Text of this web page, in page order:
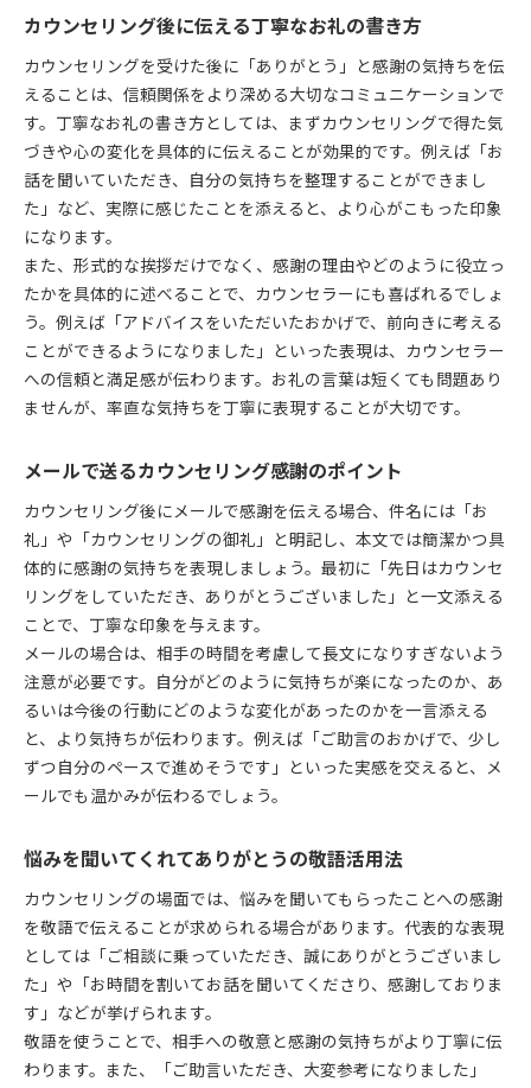
カウンセリング後に伝える丁寧なお礼の書き方
カウンセリングを受けた後に「ありがとう」と感謝の気持ちを伝
えることは、信頼関係をより深める大切なコミュニケーションで
す。丁寧なお礼の書き方としては、まずカウンセリングで得た気
づきや心の変化を具体的に伝えることが効果的です。例えば「お
話を聞いていただき、自分の気持ちを整理することができまし
た」など、実際に感じたことを添えると、より心がこもった印象
になります。
また、形式的な挨拶だけでなく、感謝の理由やどのように役立っ
たかを具体的に述べることで、カウンセラーにも喜ばれるでしょ
う。例えば「アドバイスをいただいたおかげで、前向きに考える
ことができるようになりました」といった表現は、カウンセラー
への信頼と満足感が伝わります。お礼の言葉は短くても問題あり
ませんが、率直な気持ちを丁寧に表現することが大切です。
メールで送るカウンセリング感謝のポイント
カウンセリング後にメールで感謝を伝える場合、件名には「お
礼」や「カウンセリングの御礼」と明記し、本文では簡潔かつ具
体的に感謝の気持ちを表現しましょう。最初に「先日はカウンセ
リングをしていただき、ありがとうございました」と一文添える
ことで、丁寧な印象を与えます。
メールの場合は、相手の時間を考慮して長文になりすぎないよう
注意が必要です。自分がどのように気持ちが楽になったのか、あ
るいは今後の行動にどのような変化があったのかを一言添える
と、より気持ちが伝わります。例えば「ご助言のおかげで、少し
ずつ自分のペースで進めそうです」といった実感を交えると、メ
ールでも温かみが伝わるでしょう。
悩みを聞いてくれてありがとうの敬語活用法
カウンセリングの場面では、悩みを聞いてもらったことへの感謝
を敬語で伝えることが求められる場合があります。代表的な表現
としては「ご相談に乗っていただき、誠にありがとうございまし
た」や「お時間を割いてお話を聞いてくださり、感謝しておりま
す」などが挙げられます。
敬語を使うことで、相手への敬意と感謝の気持ちがより丁寧に伝
わります。また、「ご助言いただき、大変参考になりました」